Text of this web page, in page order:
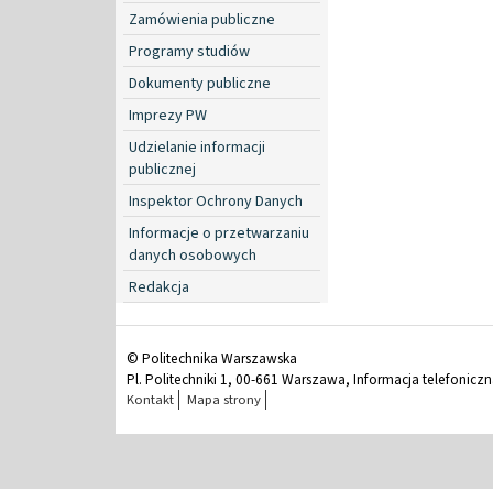
Zamówienia publiczne
Programy studiów
Dokumenty publiczne
Imprezy PW
Udzielanie informacji
publicznej
Inspektor Ochrony Danych
Informacje o przetwarzaniu
danych osobowych
Redakcja
© Politechnika Warszawska
Pl. Politechniki 1, 00-661 Warszawa, Informacja
Kontakt Mapa strony